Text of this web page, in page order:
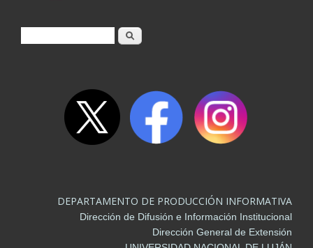
Formulario de búsqueda
Buscar
DEPARTAMENTO DE PRODUCCIÓN INFORMATIVA
Dirección de Difusión e Información Institucional
Dirección General de Extensión